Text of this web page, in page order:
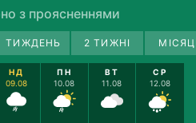
з проясненнями
ТИЖДЕНЬ 2 ТИЖНІ
НД
09.08
ПН
10.08
ВТ
11.08
СР
12.08